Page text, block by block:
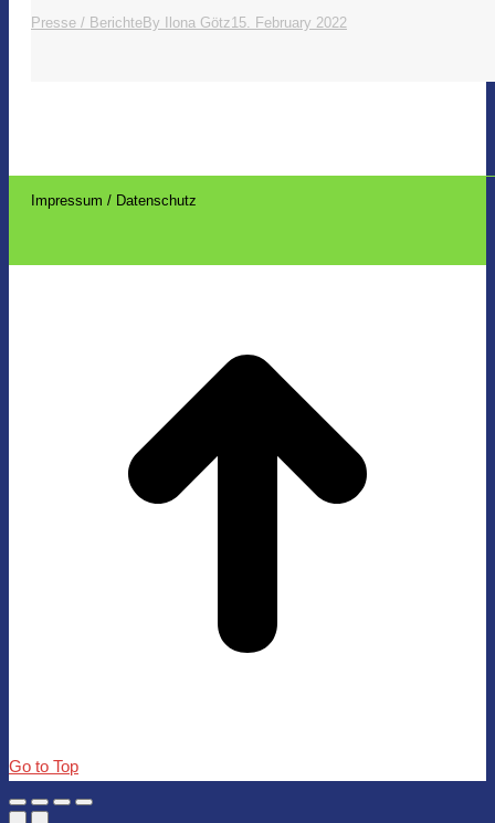
Presse / BerichteBy Ilona Götz15. February 2022
Impressum / Datenschutz
Go to Top